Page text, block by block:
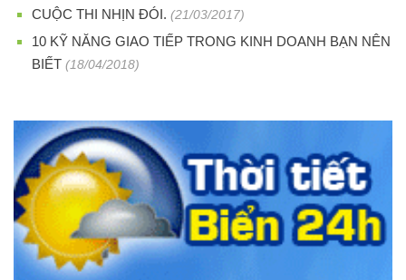
CUỘC THI NHỊN ĐÓI. (21/03/2017)
10 KỸ NĂNG GIAO TIẾP TRONG KINH DOANH BẠN NÊN
BIẾT (18/04/2018)